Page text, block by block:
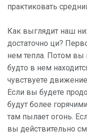
практиковать
Как выглядит наш
достаточно ци?
нем тепла. Потом вы
будто в нем
чувствуете
Если вы будете
будут более
там пылает огонь.
вы действительно